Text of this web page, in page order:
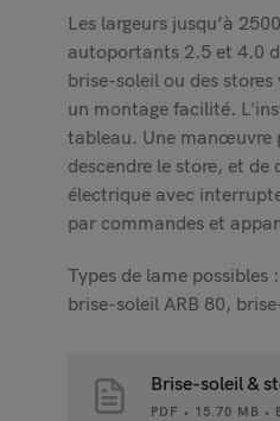
Les largeurs jusqu’à
autoportants 2.5 et 4.0
brise-soleil ou des
un montage facilité.
tableau. Une manœuvre
descendre le store, et
électrique avec
par commandes et
Types de lame
brise-soleil ARB 80,
Brise-soleil &
PDF • 15.70 MB •